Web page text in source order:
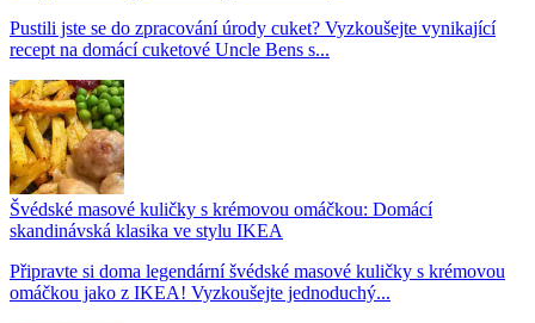
Pustili jste se do zpracování úrody cuket? Vyzkoušejte vynikající
recept na domácí cuketové Uncle Bens s...
Švédské masové kuličky s krémovou omáčkou: Domácí
skandinávská klasika ve stylu IKEA
Připravte si doma legendární švédské masové kuličky s krémovou
omáčkou jako z IKEA! Vyzkoušejte jednoduchý...